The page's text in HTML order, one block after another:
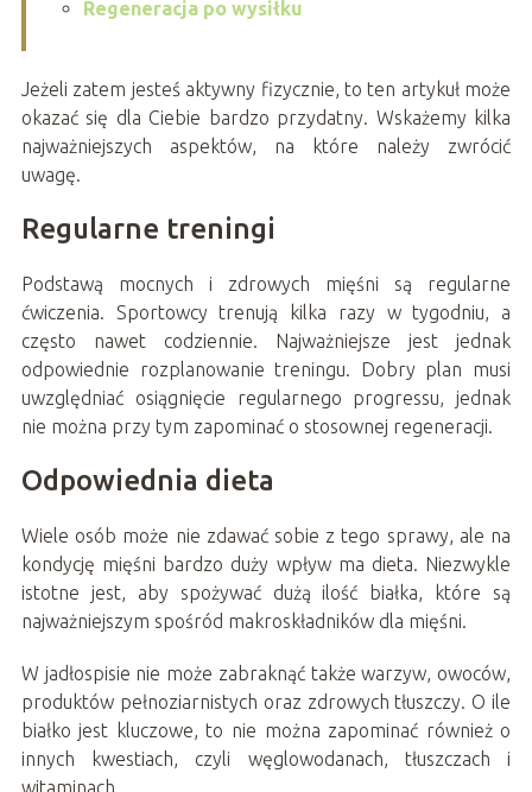
Regeneracja po wysiłku
Jeżeli zatem jesteś aktywny fizycznie, to ten artykuł może
okazać się dla Ciebie bardzo przydatny. Wskażemy kilka
najważniejszych aspektów, na które należy zwrócić
uwagę.
Regularne treningi
Podstawą mocnych i zdrowych mięśni są regularne
ćwiczenia. Sportowcy trenują kilka razy w tygodniu, a
często nawet codziennie. Najważniejsze jest jednak
odpowiednie rozplanowanie treningu. Dobry plan musi
uwzględniać osiągnięcie regularnego progressu, jednak
nie można przy tym zapominać o stosownej regeneracji.
Odpowiednia dieta
Wiele osób może nie zdawać sobie z tego sprawy, ale na
kondycję mięśni bardzo duży wpływ ma dieta. Niezwykle
istotne jest, aby spożywać dużą ilość białka, które są
najważniejszym spośród makroskładników dla mięśni.
W jadłospisie nie może zabraknąć także warzyw, owoców,
produktów pełnoziarnistych oraz zdrowych tłuszczy. O ile
białko jest kluczowe, to nie można zapominać również o
innych kwestiach, czyli węglowodanach, tłuszczach i
witaminach.